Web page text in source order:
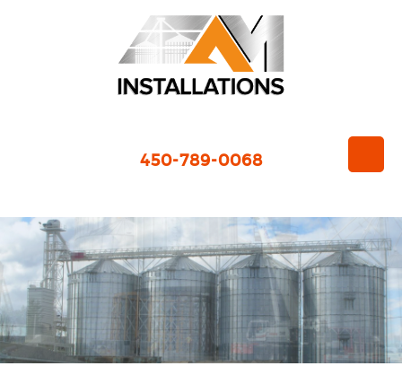
450-789-0068